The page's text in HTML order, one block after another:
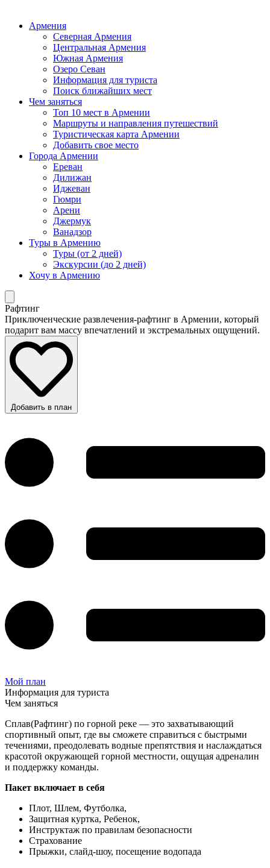
Армения
Северная Армения
Центральная Армения
Южная Армения
Озеро Севан
Информация для туриста
Поиск ближайших мест
Чем заняться
Топ 10 мест в Армении
Маршруты и направления путешествий
Туристическая карта Армении
Добавить свое место
Города Армении
Ереван
Дилижан
Иджеван
Гюмри
Арени
Джермук
Ванадзор
Туры в Армению
Туры (от 2 дней)
Экскурсии (до 2 дней)
Хочу в Армению
Рафтинг
Приключенческие развлечения-рафтинг в Армении, который
подарит вам массу впечатлений и экстремальных ощущений.
Добавить в план
Мой план
Информация для туриста
Чем заняться
Сплав(Рафтинг) по горной реке — это захватывающий
спортивный опыт, где вы сможете справиться с быстрыми
течениями, преодолевать водные препятствия и наслаждаться
красотой окружающей горной местности, ощущая адреналин
и поддержку команды.
Пакет включает в себя
Плот, Шлем, Футболка,
Защитная куртка, Ребенок,
Инструктаж по правилам безопасности
Страхование
Прыжки, слайд-шоу, посещение водопада